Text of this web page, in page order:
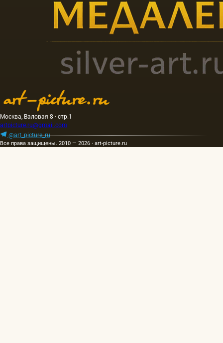
Москва, Валовая 8 · стр.1
artpicture.ru@gmail.com
@art_picture_ru
Все права защищены. 2010 — 2026 · art-picture.ru